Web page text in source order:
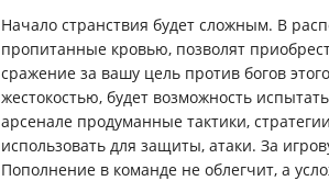
Начало странствия будет сложным. В
пропитанные кровью, позволят
сражение за вашу цель против богов
жестокостью, будет возможность
арсенале продуманные тактики,
использовать для защиты, атаки. За
Пополнение в команде не облегчит, а